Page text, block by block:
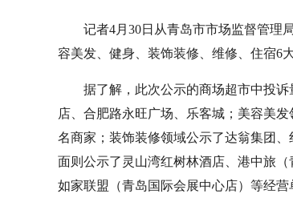
记者4月30日从青岛市市场监督管理
容美发、健身、装饰装修、维修、住宿6
据了解，此次公示的商场超市中投
店、合肥路永旺广场、乐客城；美容美
名商家；装饰装修领域公示了达翁集团
面则公示了灵山湾红树林酒店、港中旅
如家联盟（青岛国际会展中心店）等经